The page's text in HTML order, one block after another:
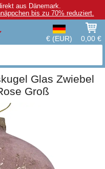
aus Dänemark.
bis zu 70% reduziert.
€ (EUR) 0,00 €
Glas Zwiebel
Groß